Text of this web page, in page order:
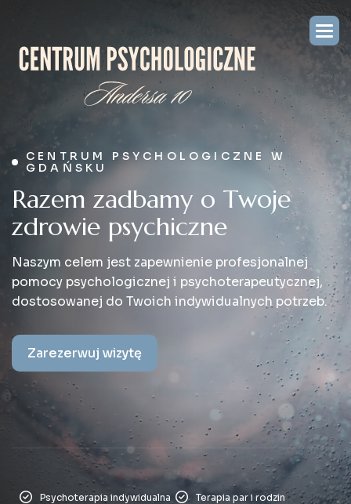
CENTRUM PSYCHOLOGICZNE W
GDAŃSKU
Razem zadbamy o Twoje
zdrowie psychiczne
Naszym celem jest zapewnienie profesjonalnej
pomocy psychologicznej i psychoterapeutycznej,
dostosowanej do Twoich indywidualnych potrzeb.
Zarezerwuj wizytę
Psychoterapia indywidualna
Terapia par i rodzin